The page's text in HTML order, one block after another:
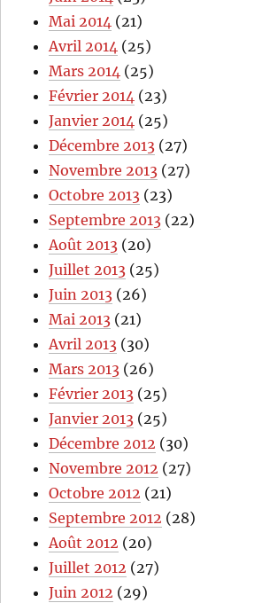
Mai 2014 (21)
Avril 2014 (25)
Mars 2014 (25)
Février 2014 (23)
Janvier 2014 (25)
Décembre 2013 (27)
Novembre 2013 (27)
Octobre 2013 (23)
Septembre 2013 (22)
Août 2013 (20)
Juillet 2013 (25)
Juin 2013 (26)
Mai 2013 (21)
Avril 2013 (30)
Mars 2013 (26)
Février 2013 (25)
Janvier 2013 (25)
Décembre 2012 (30)
Novembre 2012 (27)
Octobre 2012 (21)
Septembre 2012 (28)
Août 2012 (20)
Juillet 2012 (27)
Juin 2012 (29)